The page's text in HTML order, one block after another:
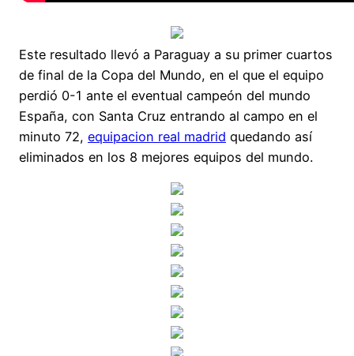
Este resultado llevó a Paraguay a su primer cuartos
de final de la Copa del Mundo, en el que el equipo
perdió 0-1 ante el eventual campeón del mundo
España, con Santa Cruz entrando al campo en el
minuto 72, equipacion real madrid quedando así
eliminados en los 8 mejores equipos del mundo.